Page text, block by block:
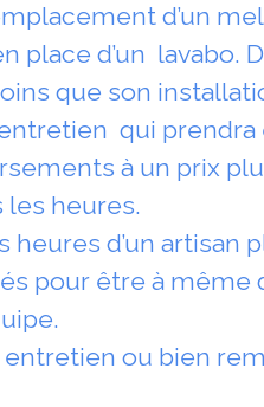
d’un
place d’un lavabo.
que son
qui prendra
à un prix
heures.
d’un artisan
pour être à même
entretien ou bien